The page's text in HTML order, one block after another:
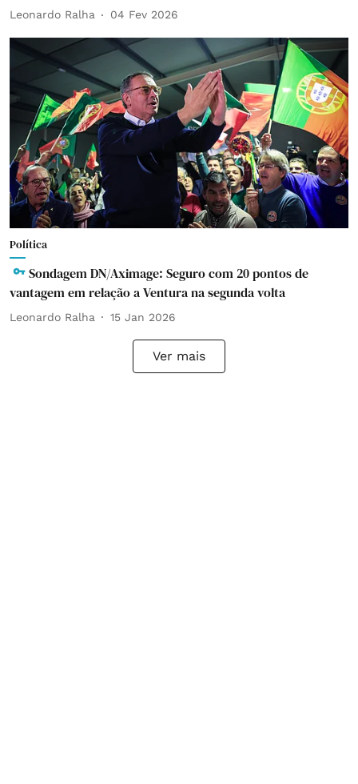
Leonardo Ralha 04 Fev 2026
Política
Sondagem DN/Aximage: Seguro com 20 pontos de
vantagem em relação a Ventura na segunda volta
Leonardo Ralha 15 Jan 2026
Ver mais